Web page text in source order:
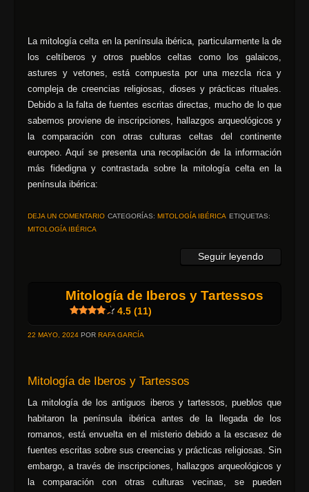
La mitología celta en la península ibérica, particularmente la de
los celtíberos y otros pueblos celtas como los galaicos,
astures y vetones, está compuesta por una mezcla rica y
compleja de creencias religiosas, dioses y prácticas rituales.
Debido a la falta de fuentes escritas directas, mucho de lo que
sabemos proviene de inscripciones, hallazgos arqueológicos y
la comparación con otras culturas celtas del continente
europeo. Aquí se presenta una recopilación de la información
más fidedigna y contrastada sobre la mitología celta en la
península ibérica:
Seguir leyendo
DEJA UN COMENTARIO CATEGORÍAS: MITOLOGÍA IBÉRICA ETIQUETAS:
MITOLOGÍA IBÉRICA
Mitología de Iberos y Tartessos
4.5 (11)
22 MAYO, 2024 POR RAFA GARCÍA
Mitología de Iberos y Tartessos
La mitología de los antiguos iberos y tartessos, pueblos que
habitaron la península ibérica antes de la llegada de los
romanos, está envuelta en el misterio debido a la escasez de
fuentes escritas sobre sus creencias y prácticas religiosas. Sin
embargo, a través de inscripciones, hallazgos arqueológicos y
la comparación con otras culturas vecinas, se pueden